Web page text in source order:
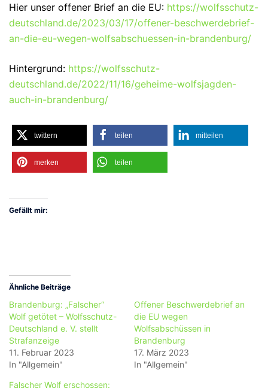
Hier unser offener Brief an die EU: https://wolfsschutz-
deutschland.de/2023/03/17/offener-beschwerdebrief-
an-die-eu-wegen-wolfsabschuessen-in-brandenburg/
Hintergrund: https://wolfsschutz-
deutschland.de/2022/11/16/geheime-wolfsjagden-
auch-in-brandenburg/
twittern teilen mitteilen
merken teilen
Gefällt mir:
Ähnliche Beiträge
Brandenburg: „Falscher“
Wolf getötet – Wolfsschutz-
Deutschland e. V. stellt
Strafanzeige
11. Februar 2023
In "Allgemein"
Offener Beschwerdebrief an
die EU wegen
Wolfsabschüssen in
Brandenburg
17. März 2023
In "Allgemein"
Falscher Wolf erschossen: